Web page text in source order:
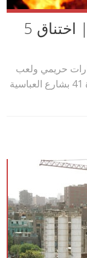
حريق العباسية حي الوايلي| اختناق 5
حريمي ولعب
أطفال مقام علي مساحة 800 متر بالعمارة 41 بشارع العباسية